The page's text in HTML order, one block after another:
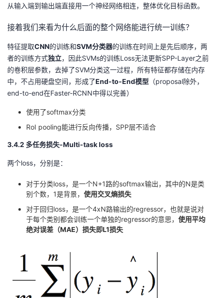
从输入端到输出端直接用一个神经网络相连，整体优化目标函数。
接着我们来看为什么后面的整个网络能进行统一训练？
特征提取CNN的训练和SVM分类器的训练在时间上是先后顺序，两
者的训练方式独立，因此SVMs的训练Loss无法更新SPP-Layer之前
的卷积层参数，去掉了SVM分类这一过程，所有特征都存储在内存
中，不占用硬盘空间，形成了End-to-End模型 （proposal除外，
end-to-end在Faster-RCNN中得以完善）
使用了softmax分类
RoI pooling能进行反向传播，SPP层不适合
3.4.2 多任务损失-Multi-task loss
两个loss，分别是：
对于分类loss，是一个N+1路的softmax输出，其中的N是类
别个数，1是背景， 使用交叉熵损失
对于回归loss，是一个4xN路输出的regressor，也就是说对
于每个类别都会训练一个单独的regressor的意思， 使用平均
绝对误差（MAE）损失即L1损失